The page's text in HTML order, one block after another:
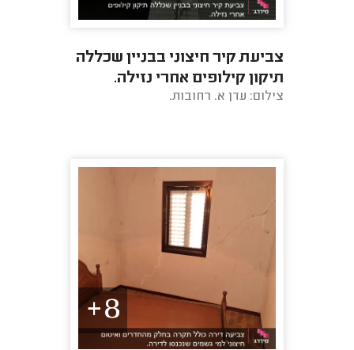
צביעת קיר חיצוני בבניין שכללה
תיקון קילופים אחרי נזילה.
צילום: עדן א. רחובות.
8+